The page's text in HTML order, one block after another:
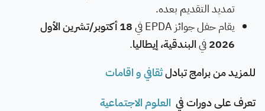
تمديد التقديم بعده.
يقام حفل جوائز EPDA في
18 أكتوبر/تشرين الأول
2026فيالبندقية، إيطاليا.
للمزيد من برامج تبادلثقافي و اقامات
تعرف على دورات في العلوم الاجتماعية